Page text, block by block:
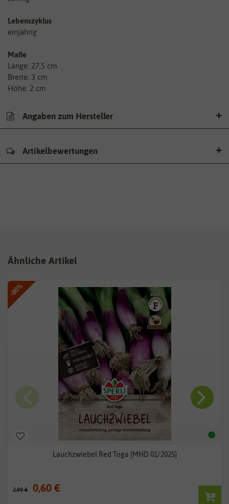
Lebenszyklus
einjährig
Maße
Länge: 27,5 cm
Breite: 3 cm
Höhe: 2 cm
Angaben zum Hersteller
Artikelbewertungen
Ähnliche Artikel
-80%
Lauchzwiebel Red Toga [MHD 01/2025]
2,99 € 0,60 €